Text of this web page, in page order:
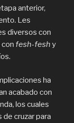
anterior,
Les
diversos con
fesh-fesh y
ha
acabado con
los cuales
cruzar para